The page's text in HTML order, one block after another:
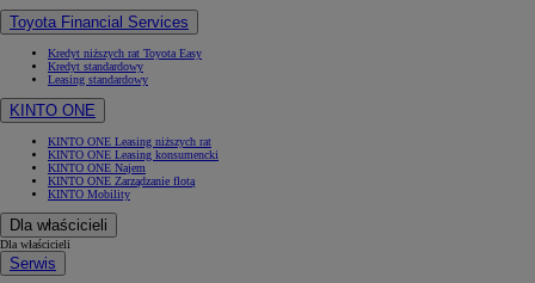
Toyota Financial Services
Kredyt niższych rat Toyota Easy
Kredyt standardowy
Leasing standardowy
KINTO ONE
KINTO ONE Leasing niższych rat
KINTO ONE Leasing konsumencki
KINTO ONE Najem
KINTO ONE Zarządzanie flotą
KINTO Mobility
Dla właścicieli
Dla właścicieli
Serwis